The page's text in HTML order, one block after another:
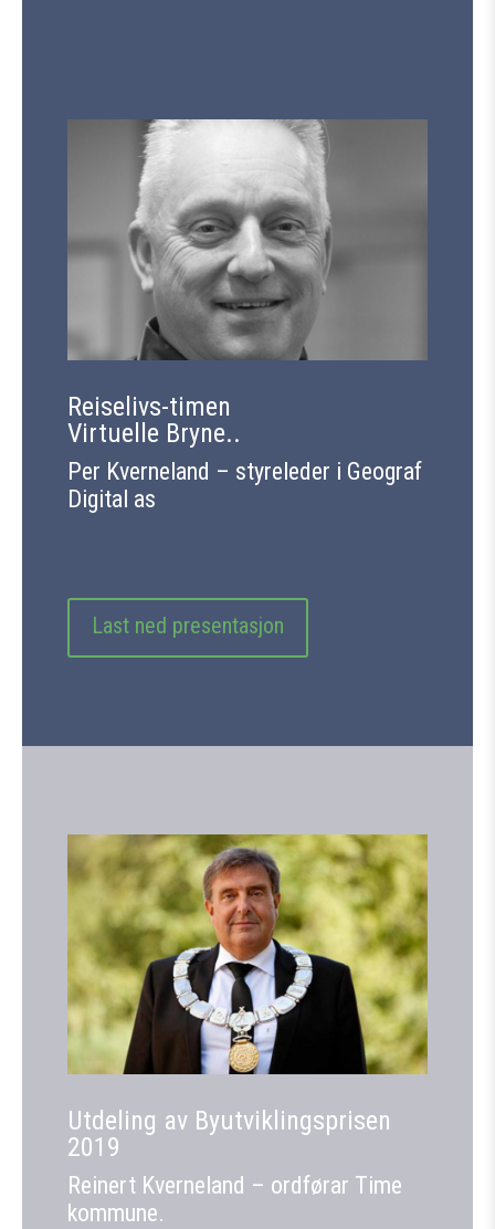
Reiselivs-timen
Virtuelle Bryne..
Per Kverneland – styreleder i Geograf
Digital as
Last ned presentasjon
Utdeling av Byutviklingsprisen
2019
Reinert Kverneland – ordførar Time
kommune.